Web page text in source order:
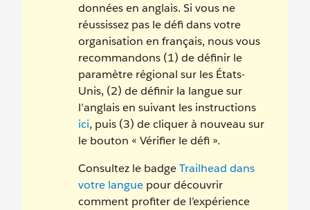
données en anglais. Si vous ne
réussissez pas le défi dans votre
organisation en français, nous vous
recommandons (1) de définir le
paramètre régional sur les États-
Unis, (2) de définir la langue sur
l’anglais en suivant les instructions
ici, puis (3) de cliquer à nouveau sur
le bouton « Vérifier le défi ».
Consultez le badgeTrailhead dans
votre langue pour découvrir
comment profiter de l’expérience